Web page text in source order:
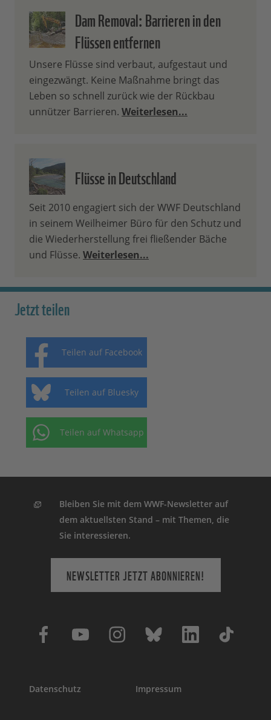
Dam Removal: Barrieren in den
Flüssen entfernen
Unsere Flüsse sind verbaut, aufgestaut und
eingezwängt. Keine Maßnahme bringt das
Leben so schnell zurück wie der Rückbau
unnützer Barrieren. Weiterlesen...
Flüsse in Deutschland
Seit 2010 engagiert sich der WWF Deutschland
in seinem Weilheimer Büro für den Schutz und
die Wiederherstellung frei fließender Bäche
und Flüsse. Weiterlesen...
Jetzt teilen
Teilen auf Facebook
Teilen auf Bluesky
Teilen auf Whatsapp
Bleiben Sie mit dem WWF-Newsletter auf
dem aktuellsten Stand – mit Themen, die
Sie interessieren.
NEWSLETTER JETZT ABONNIEREN!
Datenschutz Impressum